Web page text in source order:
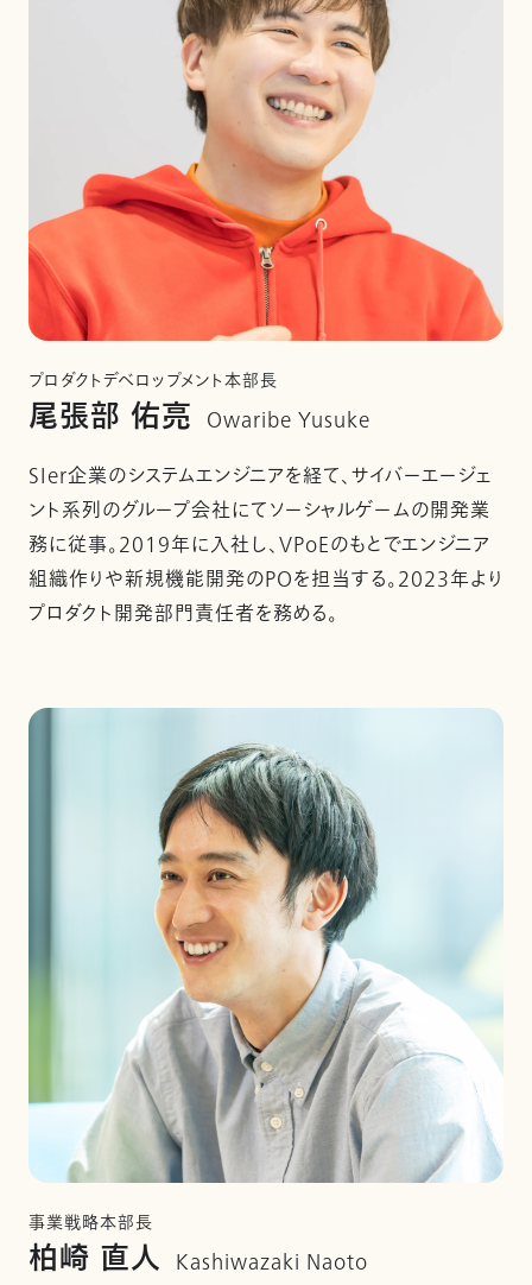
プロダクトデベロップメント本部長
尾張部 佑亮
Owaribe Yusuke
SIer企業のシステムエンジニアを経て、サイバーエージェ
ント系列のグループ会社にてソーシャルゲームの開発業
務に従事。2019年に入社し、VPoEのもとでエンジニア
組織作りや新規機能開発のPOを担当する。2023年より
プロダクト開発部門責任者を務める。
事業戦略本部長
柏崎 直人
Kashiwazaki Naoto